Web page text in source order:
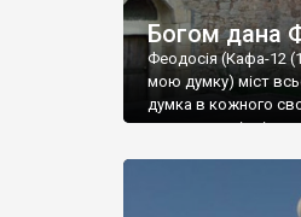
Богом дана
Феодосія (Кафа-12
мою думку) міст
думка в кожного
запрошую